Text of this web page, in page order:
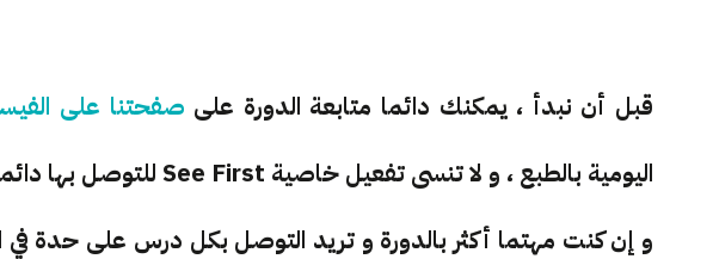
قبل أن نبدأ ، يمكنك دائما متابعة الدورة على صفحتنا على
اليومية بالطبع ، و لا تنسى تفعيل خاصية See First للتوصل بها دائما .
و إن كنت مهتما أكثر بالدورة و تريد التوصل بكل درس على حدة